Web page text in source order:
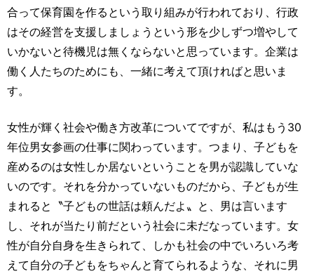
合って保育園を作るという取り組みが行われており、行政
はその経営を支援しましょうという形を少しずつ増やして
いかないと待機児は無くならないと思っています。企業は
働く人たちのためにも、一緒に考えて頂ければと思いま
す。
女性が輝く社会や働き方改革についてですが、私はもう30
年位男女参画の仕事に関わっています。つまり、子どもを
産めるのは女性しか居ないということを男が認識していな
いのです。それを分かっていないものだから、子どもが生
まれると〝子どもの世話は頼んだよ〟と、男は言います
し、それが当たり前だという社会に未だなっています。女
性が自分自身を生きられて、しかも社会の中でいろいろ考
えて自分の子どもをちゃんと育てられるような、それに男